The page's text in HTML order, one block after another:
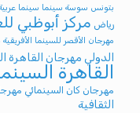
بتونس سوسة سينما سينما
رياض مركز أبوظبي
مهرجان الأقصر للسينما الأفريقية
الدولي مهرجان القاهرة
القاهرة
مهرجان كان السينمائي
الثقافية